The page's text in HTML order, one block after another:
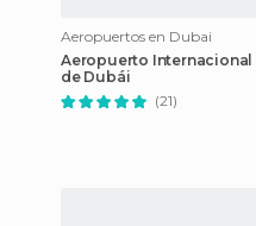
Aeropuertos en Dubai
Aeropuerto Internacional
de Dubái
(21)